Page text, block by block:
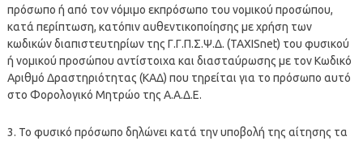
πρόσωπο ή από τον νόμιμο εκπρόσωπο του νομικού προσώπου,
κατά περίπτωση, κατόπιν αυθεντικοποίησης με χρήση των
κωδικών διαπιστευτηρίων της Γ.Γ.Π.Σ.Ψ.Δ. (TAXISnet) του φυσικού
ή νομικού προσώπου αντίστοιχα και διασταύρωσης με τον Κωδικό
Αριθμό Δραστηριότητας (ΚΑΔ) που τηρείται για το πρόσωπο αυτό
στο Φορολογικό Μητρώο της Α.Α.Δ.Ε.
3. Το φυσικό πρόσωπο δηλώνει κατά την υποβολή της αίτησης τα